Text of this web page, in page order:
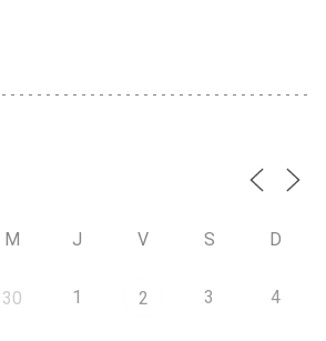
M J V S D
30 1 2 3 4